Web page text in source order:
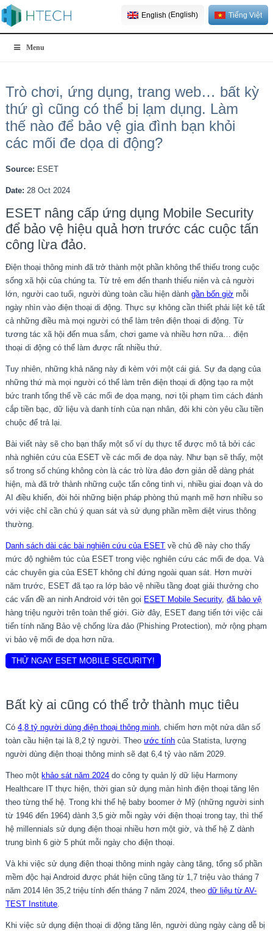
English (English) Tiếng Việt
Menu
Trò chơi, ứng dụng, trang web… bất kỳ
thứ gì cũng có thể bị lạm dụng. Làm
thế nào để bảo vệ gia đình bạn khỏi
các mối đe dọa di động?
Source: ESET
Date: 28 Oct 2024
ESET nâng cấp ứng dụng Mobile Security
để bảo vệ hiệu quả hơn trước các cuộc tấn
công lừa đảo.
Điện thoại thông minh đã trở thành một phần không thể thiếu trong cuộc
sống xã hội của chúng ta. Từ trẻ em đến thanh thiếu niên và cả người
lớn, người cao tuổi, người dùng toàn cầu hiện dànhgần bốn giờ mỗi
ngày nhìn vào điện thoại di động. Thực sự không cần thiết phải liệt kê tất
cả những điều mà mọi người có thể làm trên điện thoại di động. Từ
tương tác xã hội đến mua sắm, chơi game và nhiều hơn nữa… điện
thoại di động có thể làm được rất nhiều thứ.
Tuy nhiên, những khả năng này đi kèm với một cái giá. Sự đa dạng của
những thứ mà mọi người có thể làm trên điện thoại di động tạo ra một
bức tranh tổng thể về các mối đe dọa mạng, nơi tội phạm tìm cách đánh
cắp tiền bạc, dữ liệu và danh tính của nạn nhân, đôi khi còn yêu cầu tiền
chuộc để trả lại.
Bài viết này sẽ cho bạn thấy một số ví dụ thực tế được mô tả bởi các
nhà nghiên cứu của ESET về các mối đe dọa này. Như bạn sẽ thấy, một
số trong số chúng không còn là các trò lừa đảo đơn giản dễ dàng phát
hiện, mà đã trở thành những cuộc tấn công tinh vi, nhiều giai đoạn và do
AI điều khiển, đòi hỏi những biện pháp phòng thủ mạnh mẽ hơn nhiều so
với việc chỉ cần chú ý quan sát và sử dụng phần mềm diệt virus thông
thường.
Danh sách dài các bài nghiên cứu của ESET về chủ đề này cho thấy
mức độ nghiêm túc của ESET trong việc nghiên cứu các mối đe dọa. Và
các chuyên gia của ESET không chỉ đứng ngoài quan sát. Hơn mười
năm trước, ESET đã tạo ra lớp bảo vệ nhiều tầng đoạt giải thưởng cho
các vấn đề an ninh Android với tên gọi ESET Mobile Security,đã bảo vệ
hàng triệu người trên toàn thế giới. Giờ đây, ESET đang tiến tới việc cải
tiến tính năng Bảo vệ chống lừa đảo (Phishing Protection), mở rộng phạm
vi bảo vệ mối đe dọa hơn nữa.
THỬ NGAY ESET MOBILE SECURITY!
Bất kỳ ai cũng có thể trở thành mục tiêu
Có4,8 tỷ người dùng điện thoại thông minh, chiếm hơn một nửa dân số
toàn cầu hiện tại là 8,2 tỷ người. Theoước tính của Statista, lượng
người dùng điện thoại thông minh sẽ đạt 6,4 tỷ vào năm 2029.
Theo một khảo sát năm 2024 do công ty quản lý dữ liệu Harmony
Healthcare IT thực hiện, thời gian sử dụng màn hình điện thoại tăng lên
theo từng thế hệ. Trong khi thế hệ baby boomer ở Mỹ (những người sinh
từ 1946 đến 1964) dành 3,5 giờ mỗi ngày với điện thoại trong tay, thì thế
hệ millennials sử dụng điện thoại nhiều hơn một giờ, và thế hệ Z dành
trung bình 6 giờ 5 phút mỗi ngày cho điện thoại.
Và khi việc sử dụng điện thoại thông minh ngày càng tăng, tổng số phần
mềm độc hại Android được phát hiện cũng tăng từ 1,7 triệu vào tháng 7
năm 2014 lên 35,2 triệu tính đến tháng 7 năm 2024, theodữ liệu từ AV-
TEST Institute.
Khi việc sử dụng điện thoại di động tăng lên, người dùng ngày càng dễ bị